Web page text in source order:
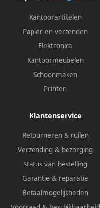
Kantoorartikelen
Papier en verzenden
Elektronica
Kantoormeubelen
Schoonmaken
Printen
Klantenservice
Retourneren & ruilen
Verzending & bezorging
Status van bestelling
Garantie & reparatie
Betaalmogelijkheden